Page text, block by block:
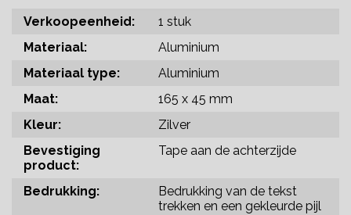
Verkoopeenheid:
1 stuk
Materiaal:
Aluminium
Materiaal type:
Aluminium
Maat:
165 x 45 mm
Kleur:
Zilver
Bevestiging
product:
Tape aan de achterzijde
Bedrukking:
Bedrukking van de tekst
trekken en een gekleurde pijl